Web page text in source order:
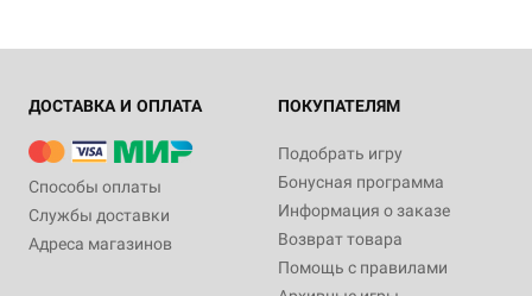
ДОСТАВКА И ОПЛАТА
Способы оплаты
Службы доставки
Адреса магазинов
ПОКУПАТЕЛЯМ
Подобрать игру
Бонусная программа
Информация о заказе
Возврат товара
Помощь с правилами